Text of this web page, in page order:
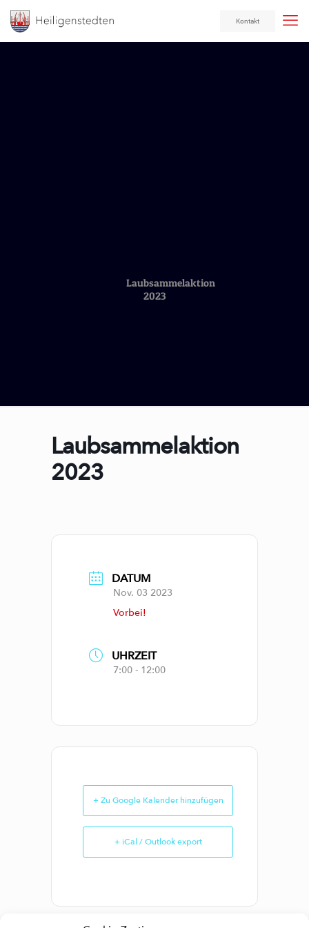
Kontakt
Laubsammelaktion
2023
Laubsammelaktion
2023
DATUM
Nov. 03 2023
Vorbei!
UHRZEIT
7:00 - 12:00
+ Zu Google Kalender hinzufügen
+ iCal / Outlook export